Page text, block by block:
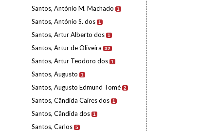
Santos, António M. Machado 1
Santos, António S. dos 1
Santos, Artur Alberto dos 1
Santos, Artur de Oliveira 32
Santos, Artur Teodoro dos 1
Santos, Augusto 1
Santos, Augusto Edmund Tomé 2
Santos, Cândida Caires dos 1
Santos, Cândida dos 1
Santos, Carlos 5